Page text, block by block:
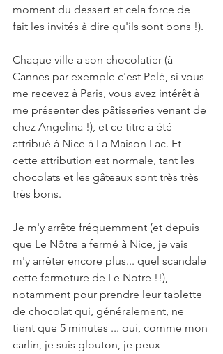
moment du dessert et cela force de
fait les invités à dire qu'ils sont bons !).
Chaque ville a son chocolatier (à
Cannes par exemple c'est Pelé, si vous
me recevez à Paris, vous avez intérêt à
me présenter des pâtisseries venant de
chez Angelina !), et ce titre a été
attribué à Nice à La Maison Lac. Et
cette attribution est normale, tant les
chocolats et les gâteaux sont très très
très bons.
Je m'y arrête fréquemment (et depuis
que Le Nôtre a fermé à Nice, je vais
m'y arrêter encore plus... quel scandale
cette fermeture de Le Notre !!),
notamment pour prendre leur tablette
de chocolat qui, généralement, ne
tient que 5 minutes ... oui, comme mon
carlin, je suis glouton, je peux